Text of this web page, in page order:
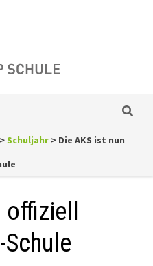
>Schuljahr > Die AKS ist nun